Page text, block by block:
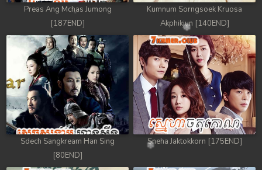
Preas Ang Mchas Jumong
[187END]
Kumnum Sorngsoek Kruosa
Akphikjun [140END]
Sdech Sangkream Han Sing
[80END]
Sneha Jaktokkorn [175END]